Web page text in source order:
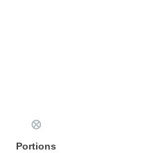
⨂
Portions